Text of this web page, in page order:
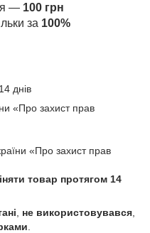
— 100 грн
за 100%
днів
«Про захист прав
«Про захист прав
товар протягом 14
не використовувався